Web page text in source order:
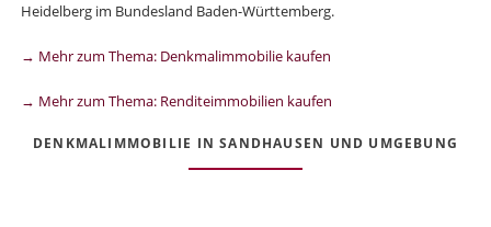
Heidelberg im Bundesland Baden-Württemberg.
→ Mehr zum Thema: Denkmalimmobilie kaufen
→ Mehr zum Thema: Renditeimmobilien kaufen
DENKMALIMMOBILIE IN SANDHAUSEN UND UMGEBUNG